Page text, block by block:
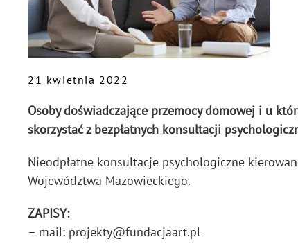
21 kwietnia 2022
Osoby doświadczające przemocy domowej i u
skorzystać z bezpłatnych konsultacji
Nieodpłatne konsultacje psychologiczne
Województwa Mazowieckiego.
ZAPISY:
– mail: projekty@fundacjaart.pl